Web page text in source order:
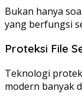
Bukan hanya
yang berfungsi
Proteksi File
Teknologi
modern banyak